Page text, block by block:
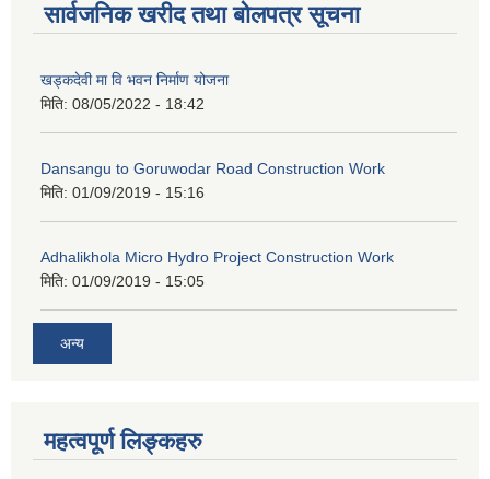
सार्वजनिक खरीद तथा बोलपत्र सूचना
खड्कदेवी मा वि भवन निर्माण योजना
मिति: 08/05/2022 - 18:42
Dansangu to Goruwodar Road Construction Work
मिति: 01/09/2019 - 15:16
Adhalikhola Micro Hydro Project Construction Work
मिति: 01/09/2019 - 15:05
अन्य
महत्वपूर्ण लिङ्कहरु